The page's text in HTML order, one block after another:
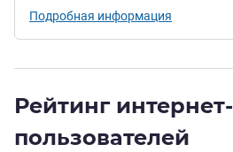
Подробная информация
Рейтинг интернет-
пользователей